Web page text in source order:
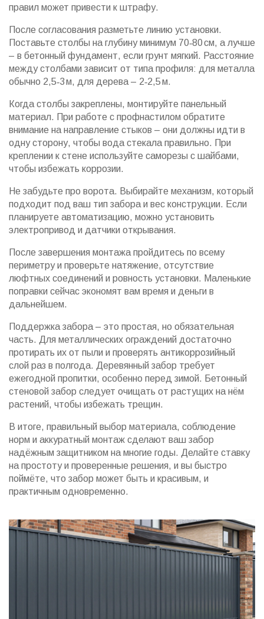
правил может привести к штрафу.
После согласования разметьте линию установки.
Поставьте столбы на глубину минимум 70‑80 см, а лучше
– в бетонный фундамент, если грунт мягкий. Расстояние
между столбами зависит от типа профиля: для металла
обычно 2,5‑3 м, для дерева – 2‑2,5 м.
Когда столбы закреплены, монтируйте панельный
материал. При работе с профнастилом обратите
внимание на направление стыков – они должны идти в
одну сторону, чтобы вода стекала правильно. При
креплении к стене используйте саморезы с шайбами,
чтобы избежать коррозии.
Не забудьте про ворота. Выбирайте механизм, который
подходит под ваш тип забора и вес конструкции. Если
планируете автоматизацию, можно установить
электропривод и датчики открывания.
После завершения монтажа пройдитесь по всему
периметру и проверьте натяжение, отсутствие
люфтных соединений и ровность установки. Маленькие
поправки сейчас экономят вам время и деньги в
дальнейшем.
Поддержка забора – это простая, но обязательная
часть. Для металлических ограждений достаточно
протирать их от пыли и проверять антикоррозийный
слой раз в полгода. Деревянный забор требует
ежегодной пропитки, особенно перед зимой. Бетонный
стеновой забор следует очищать от растущих на нём
растений, чтобы избежать трещин.
В итоге, правильный выбор материала, соблюдение
норм и аккуратный монтаж сделают ваш забор
надёжным защитником на многие годы. Делайте ставку
на простоту и проверенные решения, и вы быстро
поймёте, что забор может быть и красивым, и
практичным одновременно.